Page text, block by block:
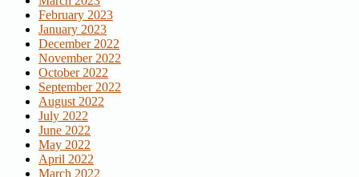
February 2023
January 2023
December 2022
November 2022
October 2022
September 2022
August 2022
July 2022
June 2022
May 2022
April 2022
March 2022